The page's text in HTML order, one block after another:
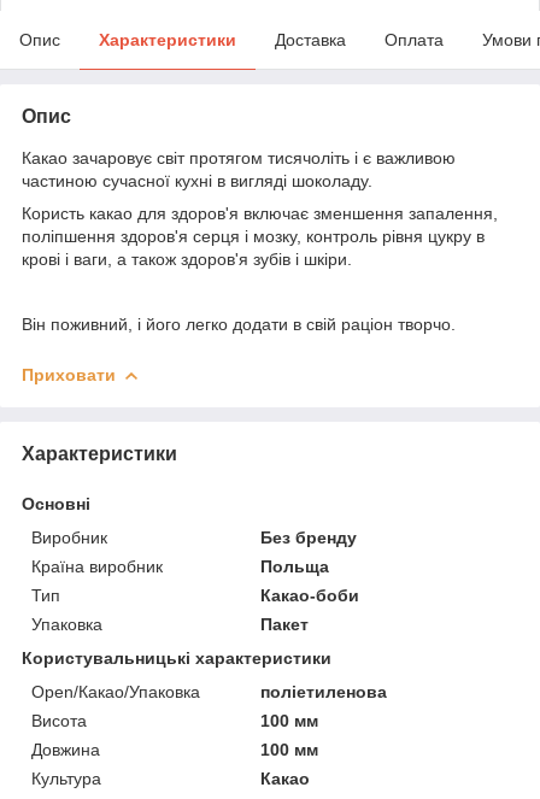
Опис Характеристики Доставка Оплата Умови
Опис
Какао зачаровує світ протягом тисячоліть і є важливою
частиною сучасної кухні в вигляді шоколаду.
Користь какао для здоров'я включає зменшення запалення,
поліпшення здоров'я серця і мозку, контроль рівня цукру в
крові і ваги, а також здоров'я зубів і шкіри.
Він поживний, і його легко додати в свій раціон творчо.
Приховати
Характеристики
Основні
Виробник
Без бренду
Країна виробник
Польща
Тип
Какао-боби
Упаковка
Пакет
Користувальницькі характеристики
Open/Какао/Упаковка
поліетиленова
Висота
100 мм
Довжина
100 мм
Культура
Какао